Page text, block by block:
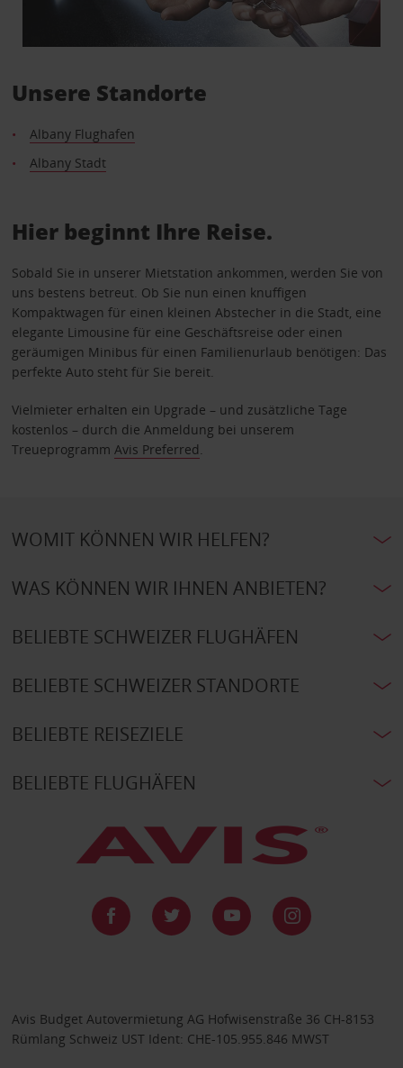
Unsere Standorte
Albany Flughafen
Albany Stadt
Hier beginnt Ihre Reise.
Sobald Sie in unserer Mietstation ankommen, werden Sie von
uns bestens betreut. Ob Sie nun einen knuffigen
Kompaktwagen für einen kleinen Abstecher in die Stadt, eine
elegante Limousine für eine Geschäftsreise oder einen
geräumigen Minibus für einen Familienurlaub benötigen: Das
perfekte Auto steht für Sie bereit.
Vielmieter erhalten ein Upgrade – und zusätzliche Tage
kostenlos – durch die Anmeldung bei unserem
Treueprogramm Avis Preferred
WOMIT KÖNNEN WIR HELFEN?
WAS KÖNNEN WIR IHNEN ANBIETEN?
BELIEBTE SCHWEIZER FLUGHÄFEN
BELIEBTE SCHWEIZER STANDORTE
BELIEBTE REISEZIELE
BELIEBTE FLUGHÄFEN
Avis Budget Autovermietung AG Hofwisenstraße 36 CH-8153
Rümlang Schweiz UST Ident: CHE-105.955.846 MWST